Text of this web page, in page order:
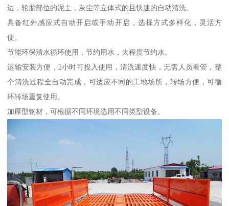
边，轮胎部位的泥土，灰尘等立体式的且快速的自动清洗。
具备红外感应式自动开启或手动开启，选择方式多样化，灵活方
便。
节能环保清水循环使用，节约用水，大程度节约水。
运输安装方便，2小时可投入使用，清洗速度快，无需人员看管，整
个清洗过程全自动完成，可适应不同的工地场所，转场方便，可循
环转场重复使用。
加厚型钢材，可根据不同环境选用不同类型设备。